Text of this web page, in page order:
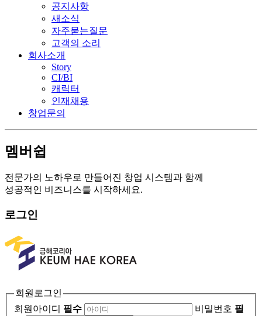
공지사항
새소식
자주묻는질문
고객의 소리
회사소개
Story
CI/BI
캐릭터
인재채용
창업문의
멤버쉽
전문가의 노하우로 만들어진 창업 시스템과 함께
성공적인 비즈니스를 시작하세요.
로그인
회원로그인
회원아이디 필수 비밀번호 필